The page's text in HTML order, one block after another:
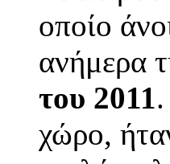
οποίο
ανήμερα
του 2011
χώρο,